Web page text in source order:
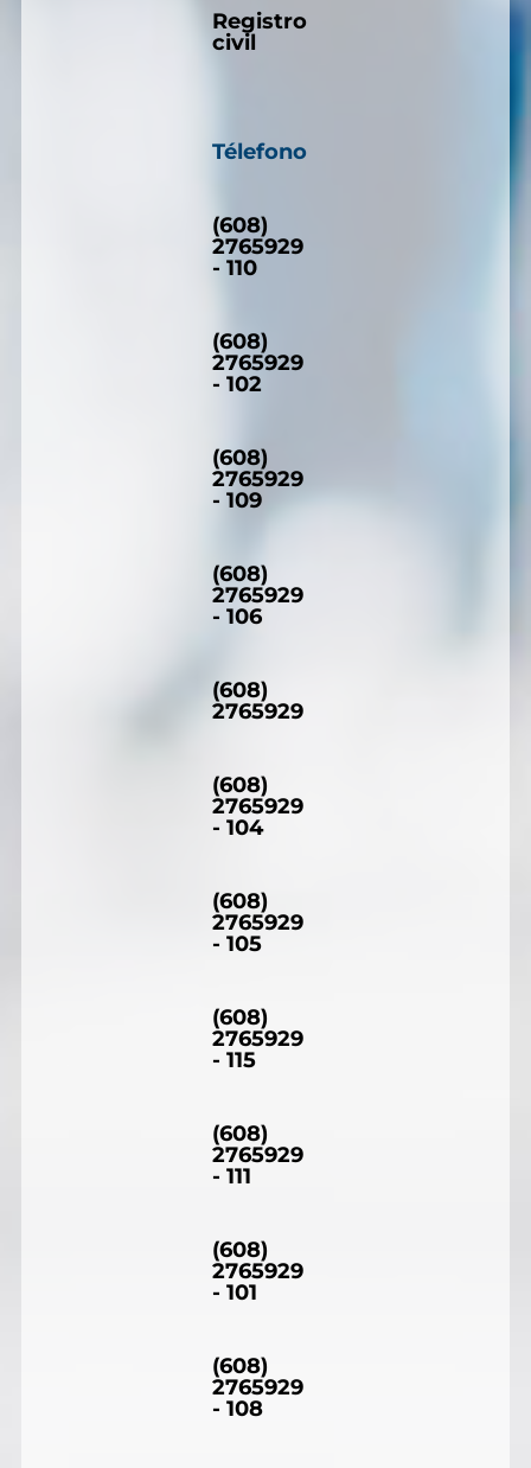
Registro
civil
Télefono
(608)
2765929
- 110
(608)
2765929
- 102
(608)
2765929
- 109
(608)
2765929
- 106
(608)
2765929
(608)
2765929
- 104
(608)
2765929
- 105
(608)
2765929
- 115
(608)
2765929
- 111
(608)
2765929
- 101
(608)
2765929
- 108